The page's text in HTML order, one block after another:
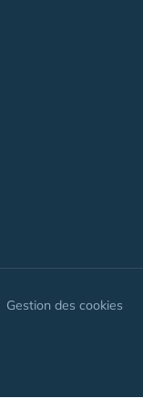
Gestion des cookies